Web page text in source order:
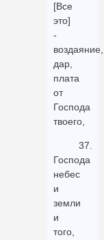
[Все
это]
-
воздаяние,
дар,
плата
от
Господа
твоего,
37.
Господа
небес
и
земли
и
того,